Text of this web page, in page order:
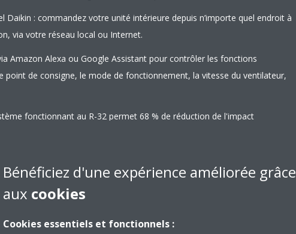
Daikin : commandez votre unité intérieure depuis n’importe quel endroit à
via votre réseau local ou Internet.
Amazon Alexa ou Google Assistant pour contrôler les fonctions
point de consigne, le mode de fonctionnement, la vitesse du ventilateur,
fonctionnant au R-32 permet 68 % de réduction de l'impact
à un système fonctionnant au R-410A et résulte directement en
réduite en raison de son efficacité énergétique élev
Bénéficiez d'une expérience améliorée grâce
aux cookies
Cookies essentiels et fonctionnels :